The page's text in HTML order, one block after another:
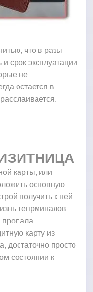
что в разы
срок эксплуатации
не
остается в
карты, или
основную
получить к ней
тепрминалов
пропала
карту из
достаточно просто
состоянии к